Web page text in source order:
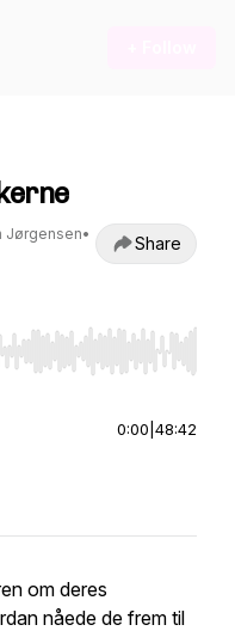
Jørgensen•
Share
Home/End to jump
0:00 48:42
om deres
nåede de frem til